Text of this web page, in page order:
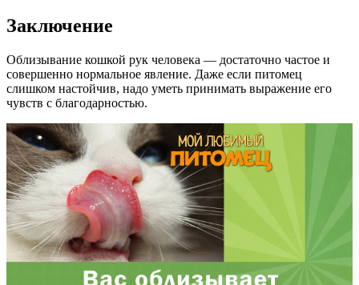
Заключение
Облизывание кошкой рук человека — достаточно частое и
совершенно нормальное явление. Даже если питомец
слишком настойчив, надо уметь принимать выражение его
чувств с благодарностью.